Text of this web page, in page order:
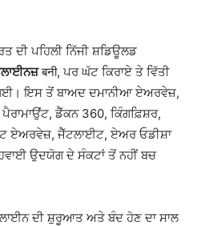
ਦੀ ਪਹਿਲੀ ਨਿੱਜੀ ਸ਼ਡਿਊਲਡ
बनी, ਪਰ ਘੱਟ ਕਿਰਾਏ ਤੇ ਵਿੱਤੀ
ਇਸ ਤੋਂ ਬਾਅਦ ਦਮਾਨੀਆ ਏਅਰਵੇਜ਼,
ਡੈੱਕਨ 360, ਕਿੰਗਫ਼ਿਸ਼ਰ,
ਏਅਰਵੇਜ਼, ਜੈੱਟਲਾਈਟ, ਏਅਰ ਓਡੀਸ਼ਾ
ਉਦਯੋਗ ਦੇ ਸੰਕਟਾਂ ਤੋਂ ਨਹੀਂ ਬਚ
ਦੀ ਸ਼ੁਰੂਆਤ ਅਤੇ ਬੰਦ ਹੋਣ ਦਾ ਸਾਲ